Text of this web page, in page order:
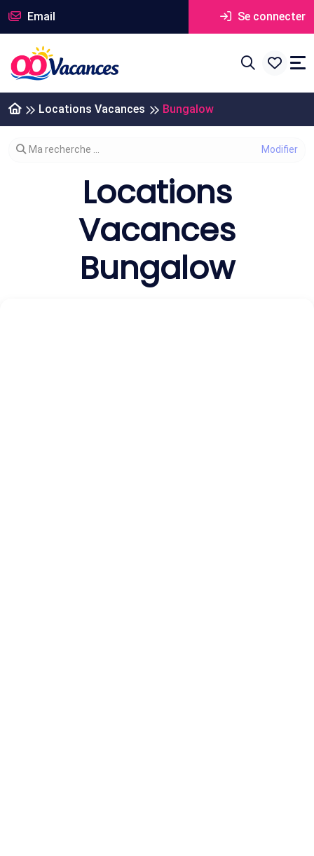
Email Se connecter
Locations Vacances Bungalow
Modifier votre recherche
Ma recherche ...
Locations
Vacances
Bungalow